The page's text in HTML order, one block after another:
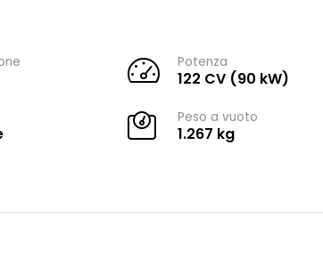
Potenza
122 CV (90 kW)
Peso a vuoto
1.267 kg